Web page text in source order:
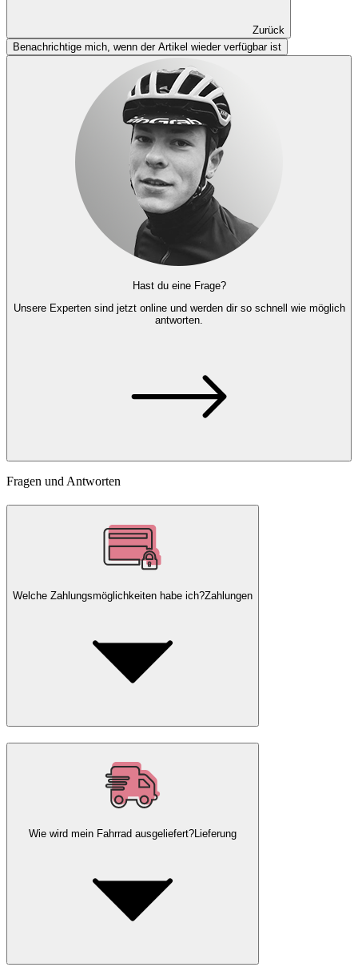
Zurück
Benachrichtige mich, wenn der Artikel wieder verfügbar ist
Hast du eine Frage?
Unsere Expertensind jetzt online und werden dir so schnell wie möglich
antworten.
Fragen und Antworten
Welche Zahlungsmöglichkeiten habe ich?Zahlungen
Wie wird mein Fahrrad ausgeliefert?Lieferung